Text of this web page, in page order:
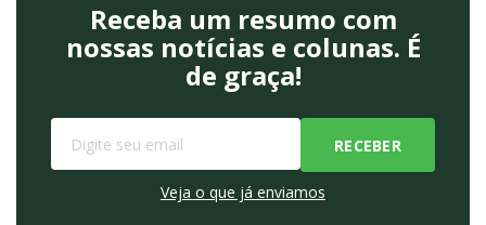
Receba um resumo com
nossas notícias e colunas. É
de graça!
Veja o que já enviamos